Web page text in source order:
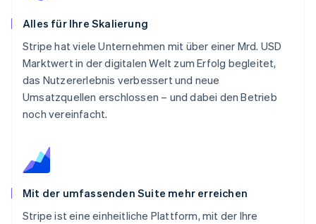
Alles für Ihre Skalierung
Stripe hat viele Unternehmen mit über einer Mrd. USD
Marktwert in der digitalen Welt zum Erfolg begleitet,
das Nutzererlebnis verbessert und neue
Umsatzquellen erschlossen – und dabei den Betrieb
noch vereinfacht.
Mit der umfassenden Suite mehr erreichen
Stripe ist eine einheitliche Plattform, mit der Ihre